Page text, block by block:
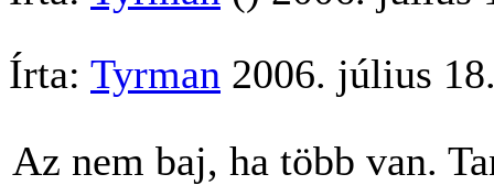
Írta: Tyrman 2006. július
Az nem baj, ha több van.